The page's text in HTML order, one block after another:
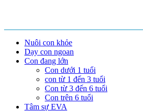
Nuôi con khỏe
Dạy con ngoan
Con đang lớn
Con dưới 1 tuổi
con từ 1 đến 3 tuổi
Con từ 3 đến 6 tuổi
Con trên 6 tuổi
Tâm sự EVA